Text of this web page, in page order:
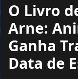
O Livro
Arne:
Ganha
Data de